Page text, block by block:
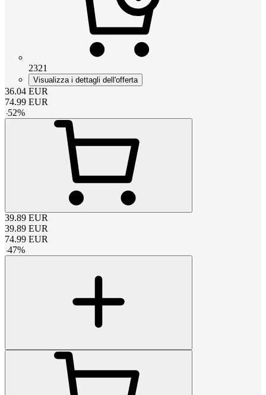
2321
Visualizza i dettagli dell'offerta
36.04 EUR
74.99 EUR
-52%
39.89 EUR
39.89 EUR
74.99 EUR
-47%